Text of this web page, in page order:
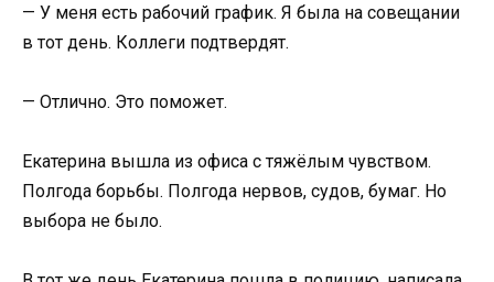
— У меня есть рабочий график. Я была на совещании
в тот день. Коллеги подтвердят.
— Отлично. Это поможет.
Екатерина вышла из офиса с тяжёлым чувством.
Полгода борьбы. Полгода нервов, судов, бумаг. Но
выбора не было.